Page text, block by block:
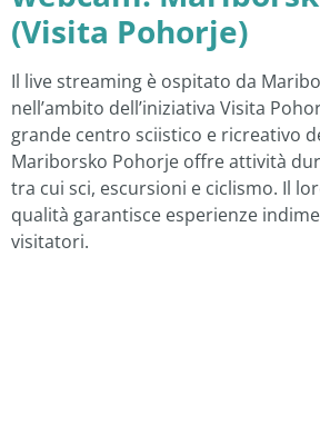
(Visita Pohorje)
Il live streaming è ospitato da
nell’ambito dell’iniziativa Visita
grande centro sciistico e ricreativo
Mariborsko Pohorje offre attività
tra cui sci, escursioni e ciclismo. Il
qualità garantisce esperienze
visitatori.